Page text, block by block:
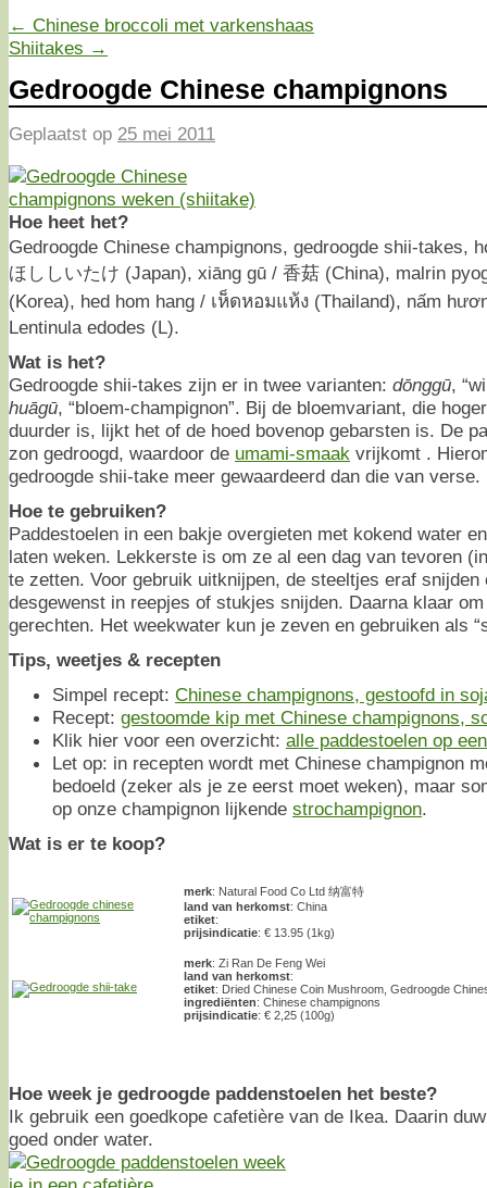
← Chinese broccoli met varkenshaas
Shiitakes →
Gedroogde Chinese champignons
Geplaatst op 25 mei 2011
Hoe heet het?
Gedroogde Chinese champignons, gedroogde shii-takes,
ほししいたけ (Japan), xiāng gū / 香菇 (China), malrin
(Korea), hed hom hang / เห็ดหอมแห้ง (Thailand), nấm
Lentinula edodes (L).
Wat is het?
Gedroogde shii-takes zijn er in twee varianten: dōnggū,
huāgū, “bloem-champignon”. Bij de bloemvariant, die
duurder is, lijkt het of de hoed bovenop gebarsten is. De
zon gedroogd, waardoor de umami-smaak vrijkomt .
gedroogde shii-take meer gewaardeerd dan die van verse.
Hoe te gebruiken?
Paddestoelen in een bakje overgieten met kokend water
laten weken. Lekkerste is om ze al een dag van tevoren
te zetten. Voor gebruik uitknijpen, de steeltjes eraf snijden
desgewenst in reepjes of stukjes snijden. Daarna klaar
gerechten. Het weekwater kun je zeven en gebruiken als
Tips, weetjes & recepten
Simpel recept: Chinese champignons, gestoofd in
Recept: gestoomde kip met Chinese champignons,
Klik hier voor een overzicht: alle paddestoelen op
Let op: in recepten wordt met Chinese champignon
bedoeld (zeker als je ze eerst moet weken), maar
op onze champignon lijkende strochampignon.
Wat is er te koop?
merk: Natural Food Co Ltd 纳富特
land van herkomst: China
etiket:
prijsindicatie: € 13.95 (1kg)
merk: Zi Ran De Feng Wei
land van herkomst:
etiket: Dried Chinese Coin Mushroom, Gedroogde
ingrediënten: Chinese champignons
prijsindicatie: € 2,25 (100g)
Hoe week je gedroogde paddenstoelen het beste?
Ik gebruik een goedkope cafetière van de Ikea. Daarin
goed onder water.